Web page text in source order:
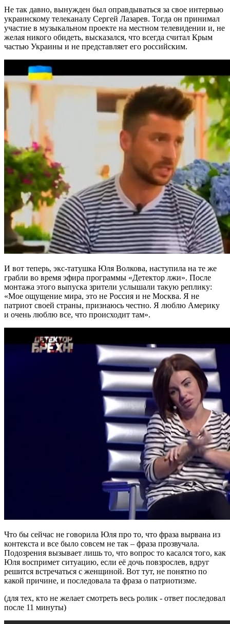
Не так давно, вынужден был оправдываться за свое интервью
украинскому телеканалу Сергей Лазарев. Тогда он принимал
участие в музыкальном проекте на местном телевидении и, не
желая никого обидеть, высказался, что всегда считал Крым
частью Украины и не представляет его российским.
И вот теперь, экс-татушка Юля Волкова, наступила на те же
грабли во время эфира программы «Детектор лжи». После
монтажа этого выпуска зрители услышали такую реплику:
«Мое ощущение мира, это не Россия и не Москва. Я не
патриот своей страны, признаюсь честно. Я люблю Америку
и очень люблю все, что происходит там».
Что бы сейчас не говорила Юля про то, что фраза вырвана из
контекста и все было совсем не так – фраза прозвучала.
Подозрения вызывает лишь то, что вопрос то касался того, как
Юля воспримет ситуацию, если её дочь повзрослев, вдруг
решится встречаться с женщиной. Вот тут, не понятно по
какой причине, и последовала та фраза о патриотизме.
(для тех, кто не желает смотреть весь ролик - ответ последовал
после 11 минуты)